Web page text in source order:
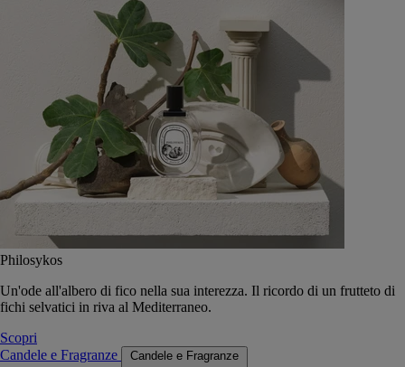
Philosykos
Un'ode all'albero di fico nella sua interezza. Il ricordo di un frutteto di
fichi selvatici in riva al Mediterraneo.
Scopri
Candele e Fragranze
Candele e Fragranze